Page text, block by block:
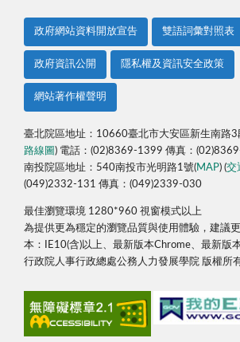
政府網站資料開放宣告 雙語詞彙對照表
政府資訊公開 隱私權及資訊安全政策
網站著作權聲明
臺北院區地址：10660臺北市大安區新生南路3
路線圖) 電話：(02)8369-1399 傳真：
南投院區地址：540南投市光明路1號(MAP) (交
(049)2332-131 傳真：(049)2339-030
最佳瀏覽環境 1280*960 視窗模式以上
為提供更為穩定的瀏覽品質與使用體驗，建議
本：IE10(含)以上、最新版本Chrome、最新版
行政院人事行政總處公務人力發展學院 版權所